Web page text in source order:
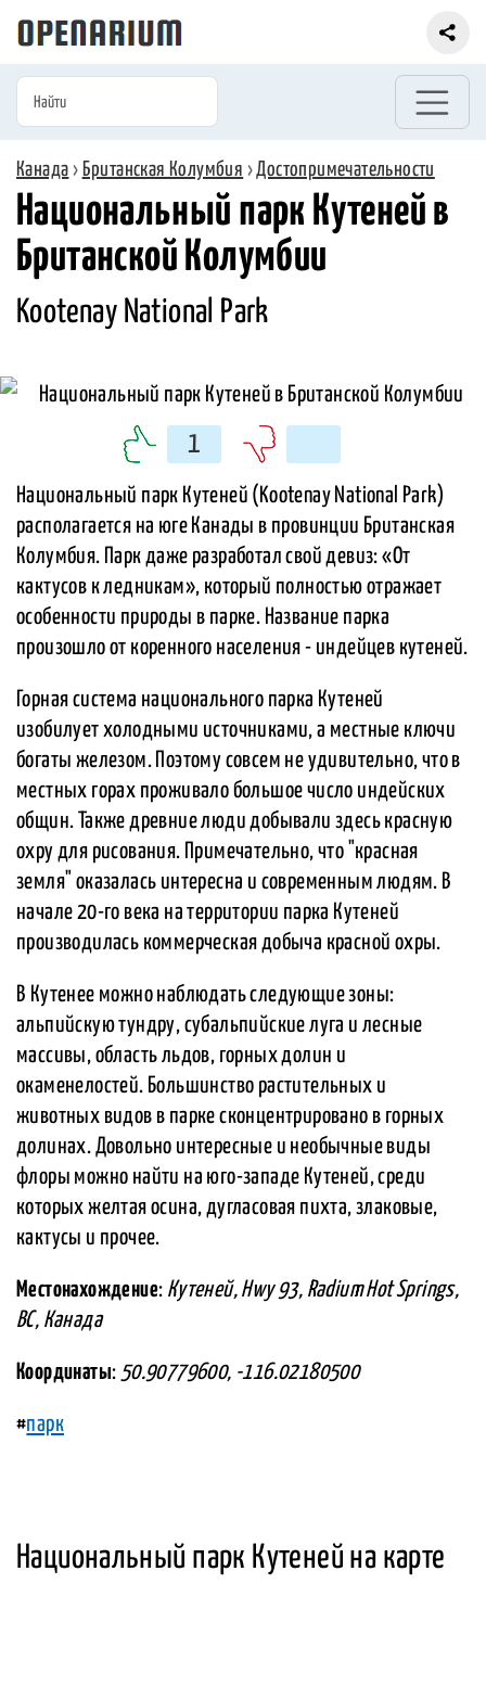
Канада › Британская Колумбия ›Достопримечательности
Национальный парк Кутеней в
Британской Колумбии
Kootenay National Park
1
Национальный парк Кутеней (Kootenay National Park)
располагается на юге Канады в провинции Британская
Колумбия. Парк даже разработал свой девиз: «От
кактусов к ледникам», который полностью отражает
особенности природы в парке. Название парка
произошло от коренного населения - индейцев кутеней.
Горная система национального парка Кутеней
изобилует холодными источниками, а местные ключи
богаты железом. Поэтому совсем не удивительно, что в
местных горах проживало большое число индейских
общин. Также древние люди добывали здесь красную
охру для рисования. Примечательно, что "красная
земля" оказалась интересна и современным людям. В
начале 20-го века на территории парка Кутеней
производилась коммерческая добыча красной охры.
В Кутенее можно наблюдать следующие зоны:
альпийскую тундру, субальпийские луга и лесные
массивы, область льдов, горных долин и
окаменелостей. Большинство растительных и
животных видов в парке сконцентрировано в горных
долинах. Довольно интересные и необычные виды
флоры можно найти на юго-западе Кутеней, среди
которых желтая осина, дугласовая пихта, злаковые,
кактусы и прочее.
Местонахождение: Кутеней, Hwy 93, Radium Hot Springs,
BC, Канада
Координаты: 50.90779600, -116.02180500
#парк
Национальный парк Кутеней на карте